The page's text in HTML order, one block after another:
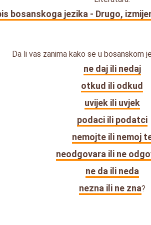
bosanskoga jezika - Drugo,
Da li vas zanima kako se u bosanskom
ne daj ili nedaj
otkud ili odkud
uvijek ili uvjek
podaci ili podatci
nemojte ili nemoj
neodgovara ili ne
ne da ili neda
nezna ili ne zna?